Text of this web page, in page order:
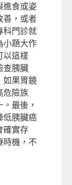
進食或姿
善，或者
科門診就
小題大作
以這樣
查胰臟
如果胃鏡
危險族
最後，
低胰臟癌
確實存
時機，不